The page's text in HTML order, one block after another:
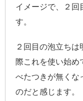
イメージで、２回
す。
２回目の泡立ち
際これを使い始め
べたつきが無くな
のだと感じます。